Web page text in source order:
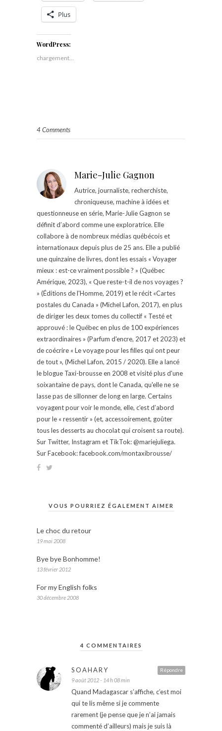
Plus
WordPress:
chargement…
4 Comments
Marie-Julie Gagnon
Autrice, journaliste, recherchiste,
chroniqueuse, machine à idées et
questionneuse en série, Marie-Julie Gagnon se
définit d’abord comme une exploratrice. Elle
collabore à de nombreux médias québécois et
internationaux depuis plus de 25 ans. Elle a publié
une quinzaine de livres, dont les essais « Voyager
mieux : est-ce vraiment possible ? » (Québec
Amérique, 2023), « Que reste-t-il de nos voyages ?
» (Éditions de l'Homme, 2019) et le récit «Cartes
postales du Canada » (Michel Lafon, 2017), en plus
de diriger les deux tomes du collectif « Testé et
approuvé : le Québec en plus de 100 expériences
extraordinaires » (Parfum d'encre, 2017 et 2023) et
de coécrire « Le voyage pour les filles qui ont peur
de tout », (Michel Lafon, 2015 / 2020). Elle a lancé
le blogue Taxi-brousse en 2008 et visité plus d'une
soixantaine de pays, dont le Canada, qu'elle ne se
lasse pas de sillonner de long en large. Certains
voyagent pour voir le monde, elle, c’est d’abord
pour le « ressentir » (et, accessoirement, goûter
tous les desserts au chocolat qui croisent sa route).
Sur Twitter, Instagram et TikTok: @mariejuliega.
Sur Facebook: facebook.com/montaxibrousse/
VOUS POURRIEZ ÉGALEMENT AIMER
Le choc du retour
19 mai 2008
Bye bye Bonhomme!
13 février 2012
For my English folks
30 décembre 2008
4 COMMENTAIRES
Répondre
SOAHARY
9 août 2012 - 14 h 08 min
Quand Madagascar s’affiche, c’est moi
qui te lis même si je commente
rarement (je pense que je n’ai jamais
commenté d’ailleurs) mais je suis là